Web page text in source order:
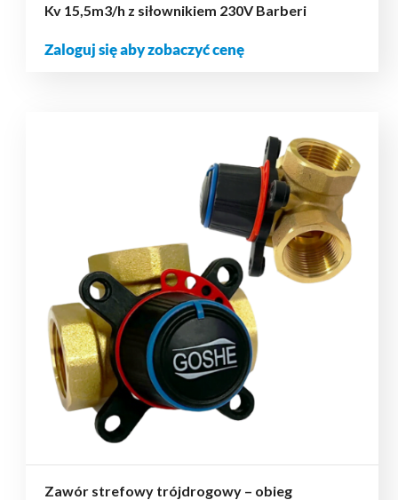
Kv 15,5m3/h z siłownikiem 230V Barberi
Zaloguj się aby zobaczyć cenę
Zawór strefowy trójdrogowy – obieg